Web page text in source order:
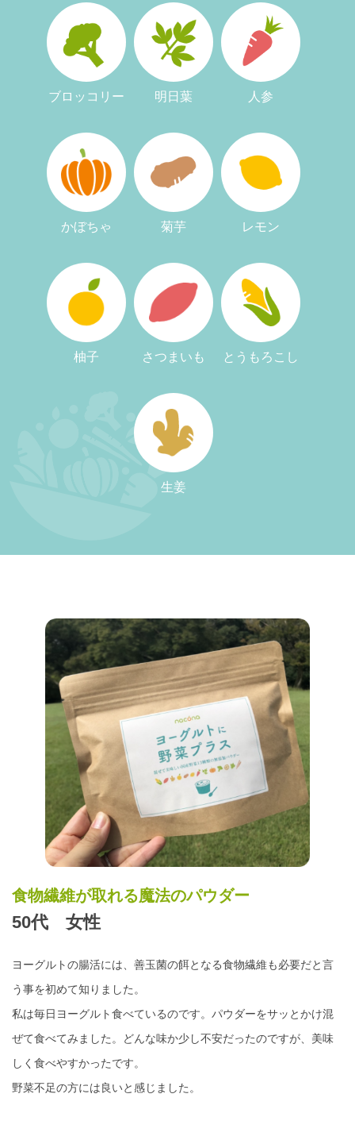
ブロッコリー 明日葉 人参
かぼちゃ 菊芋 レモン
柚子 さつまいも とうもろこし
生姜
食物繊維が取れる魔法のパウダー
50代 女性
ヨーグルトの腸活には、善玉菌の餌となる食物繊維も必要だと言
う事を初めて知りました。
私は毎日ヨーグルト食べているのです。パウダーをサッとかけ混
ぜて食べてみました。どんな味か少し不安だったのですが、美味
しく食べやすかったです。
野菜不足の方には良いと感じました。